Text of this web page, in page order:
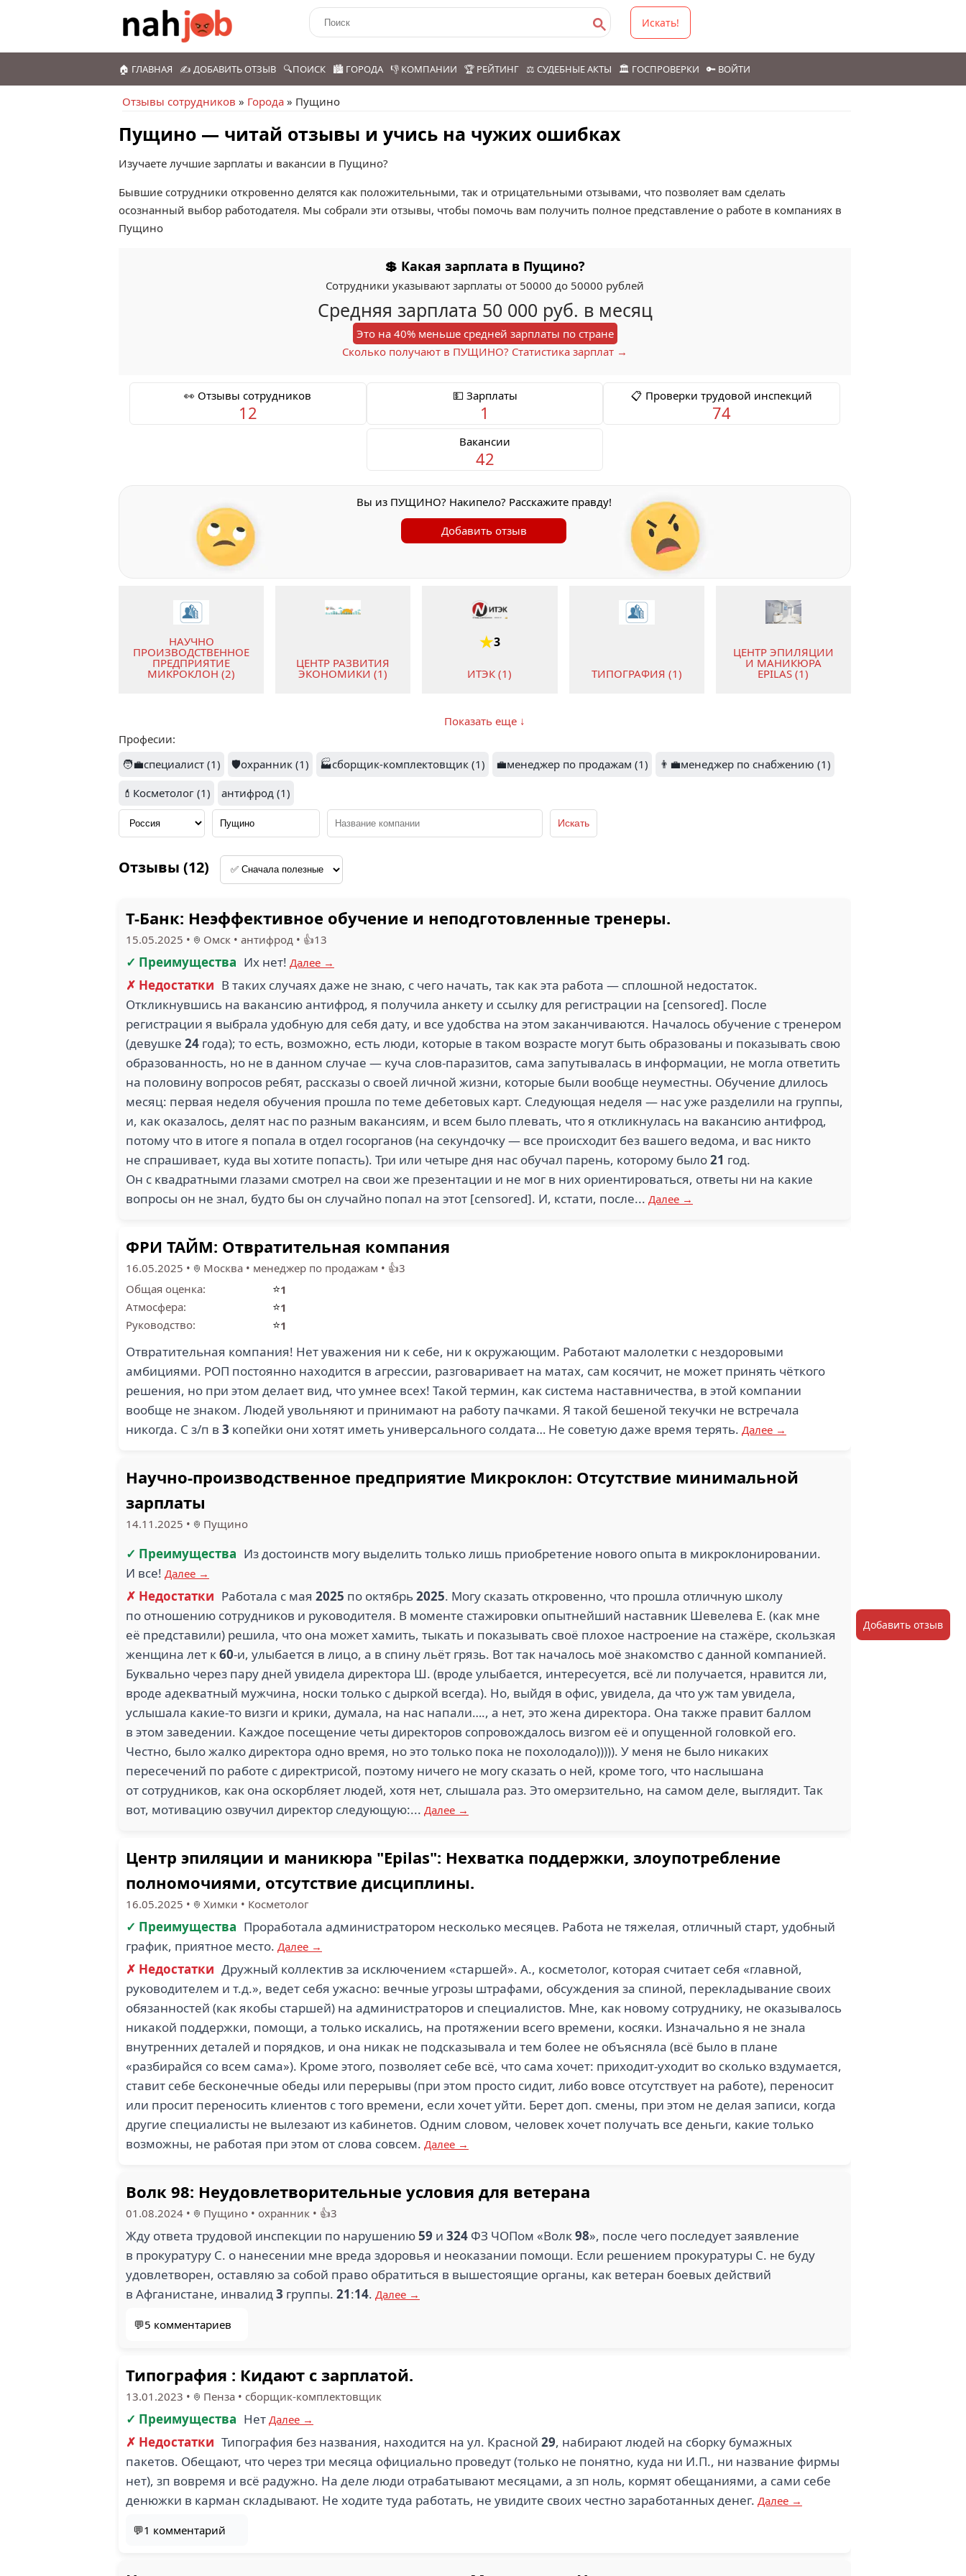
Искать!
🏠 ГЛАВНАЯ ✍️ ДОБАВИТЬ ОТЗЫВ 🔍ПОИСК 🏙️ ГОРОДА 👎 КОМПАНИИ 🏆 РЕЙТИНГ ⚖️ СУДЕБНЫЕ АКТЫ 🏛️ ГОСПРОВЕРКИ 🔑 ВОЙТИ
Отзывы сотрудников » Города » Пущино
Пущино — читай отзывы и учись на чужих ошибках
Изучаете лучшие зарплаты и вакансии в Пущино?
Бывшие сотрудники откровенно делятся как положительными, так и отрицательными отзывами, что позволяет вам сделать
осознанный выбор работодателя. Мы собрали эти отзывы, чтобы помочь вам получить полное представление о работе в компаниях в
Пущино
💲 Какая зарплата в Пущино?
Сотрудники указывают зарплаты от 50000 до 50000 рублей
Средняя зарплата 50 000 руб. в месяц
Это на 40% меньше средней зарплаты по стране
Сколько получают в ПУЩИНО? Статистика зарплат →
👀 Отзывы сотрудников
12
💵 Зарплаты
1
📋 Проверки трудовой инспекций
74
Вакансии
42
Вы из ПУЩИНО? Накипело? Расскажите правду!
Добавить отзыв
НАУЧНО
ПРОИЗВОДСТВЕННОЕ
ПРЕДПРИЯТИЕ
МИКРОКЛОН (2)
ЦЕНТР РАЗВИТИЯ
ЭКОНОМИКИ (1)
3
ИТЭК (1) ТИПОГРАФИЯ (1)
ЦЕНТР ЭПИЛЯЦИИ
И МАНИКЮРА
EPILAS (1)
1
ФРИ ТАЙМ (1)
2 1.7
Показать еще ↓
Професии:
🧑‍💼специалист (1)
🛡️охранник (1) 🏭сборщик-комплектовщик (1) 💼менеджер по продажам (1)
👨‍💼менеджер по снабжению (1)
💄Косметолог (1)
антифрод (1)
Отзывы (12)
Т-Банк: Неэффективное обучение и неподготовленные тренеры.
15.05.2025 • Омск • антифрод • 👍13
✓ Преимущества Их нет! Далее →
✗ Недостатки В таких случаях даже не знаю, с чего начать, так как эта работа — сплошной недостаток.
Откликнувшись на вакансию антифрод, я получила анкету и ссылку для регистрации на [censored]. После
регистрации я выбрала удобную для себя дату, и все удобства на этом заканчиваются. Началось обучение с тренером
(девушке 24 года); то есть, возможно, есть люди, которые в таком возрасте могут быть образованы и показывать свою
образованность, но не в данном случае — куча слов-паразитов, сама запутывалась в информации, не могла ответить
на половину вопросов ребят, рассказы о своей личной жизни, которые были вообще неуместны. Обучение длилось
месяц: первая неделя обучения прошла по теме дебетовых карт. Следующая неделя — нас уже разделили на группы,
и, как оказалось, делят нас по разным вакансиям, и всем было плевать, что я откликнулась на вакансию антифрод,
потому что в итоге я попала в отдел госорганов (на секундочку — все происходит без вашего ведома, и вас никто
не спрашивает, куда вы хотите попасть). Три или четыре дня нас обучал парень, которому было21 год.
Он с квадратными глазами смотрел на свои же презентации и не мог в них ориентироваться, ответы ни на какие
вопросы он не знал, будто бы он случайно попал на этот [censored]. И, кстати, после... Далее →
ФРИ ТАЙМ: Отвратительная компания
16.05.2025 • Москва • менеджер по продажам • 👍3
Общая оценка:
⭐1
Атмосфера:
⭐1
Руководство:
⭐1
Отвратительная компания! Нет уважения ни к себе, ни к окружающим. Работают малолетки с нездоровыми
амбициями. РОП постоянно находится в агрессии, разговаривает на матах, сам косячит, не может принять чёткого
решения, но при этом делает вид, что умнее всех! Такой термин, как система наставничества, в этой компании
вообще не знаком. Людей увольняют и принимают на работу пачками. Я такой бешеной текучки не встречала
никогда. С з/п в 3 копейки они хотят иметь универсального солдата… Не советую даже время терять. Далее →
Научно-производственное предприятие Микроклон: Отсутствие минимальной
зарплаты
14.11.2025 • Пущино
✓ Преимущества Из достоинств могу выделить только лишь приобретение нового опыта в микроклонировании.
И все! Далее →
✗ Недостатки Работала с мая 2025 по октябрь2025. Могу сказать откровенно, что прошла отличную школу
по отношению сотрудников и руководителя. В моменте стажировки опытнейший наставник Шевелева Е. (как мне
её представили) решила, что она может хамить, тыкать и показывать своё плохое настроение на стажёре, скользкая
женщина лет к60-и, улыбается в лицо, а в спину льёт грязь. Вот так началось моё знакомство с данной компанией.
Буквально через пару дней увидела директора Ш. (вроде улыбается, интересуется, всё ли получается, нравится ли,
вроде адекватный мужчина, носки только с дыркой всегда). Но, выйдя в офис, увидела, да что уж там увидела,
услышала какие-то визги и крики, думала, на нас напали…., а нет, это жена директора. Она также правит баллом
в этом заведении. Каждое посещение четы директоров сопровождалось визгом её и опущенной головкой его.
Честно, было жалко директора одно время, но это только пока не похолодало))))). У меня не было никаких
пересечений по работе с директрисой, поэтому ничего не могу сказать о ней, кроме того, что наслышана
от сотрудников, как она оскорбляет людей, хотя нет, слышала раз. Это омерзительно, на самом деле, выглядит. Так
вот, мотивацию озвучил директор следующую:... Далее →
Центр эпиляции и маникюра "Epilas": Нехватка поддержки, злоупотребление
полномочиями, отсутствие дисциплины.
16.05.2025 • Химки • Косметолог
✓ Преимущества Проработала администратором несколько месяцев. Работа не тяжелая, отличный старт, удобный
график, приятное место. Далее →
✗ Недостатки Дружный коллектив за исключением «старшей». А., косметолог, которая считает себя «главной,
руководителем и т.д.», ведет себя ужасно: вечные угрозы штрафами, обсуждения за спиной, перекладывание своих
обязанностей (как якобы старшей) на администраторов и специалистов. Мне, как новому сотруднику, не оказывалось
никакой поддержки, помощи, а только искались, на протяжении всего времени, косяки. Изначально я не знала
внутренних деталей и порядков, и она никак не подсказывала и тем более не объясняла (всё было в плане
«разбирайся со всем сама»). Кроме этого, позволяет себе всё, что сама хочет: приходит-уходит во сколько вздумается,
ставит себе бесконечные обеды или перерывы (при этом просто сидит, либо вовсе отсутствует на работе), переносит
или просит переносить клиентов с того времени, если хочет уйти. Берет доп. смены, при этом не делая записи, когда
другие специалисты не вылезают из кабинетов. Одним словом, человек хочет получать все деньги, какие только
возможны, не работая при этом от слова совсем. Далее →
Волк 98: Неудовлетворительные условия для ветерана
01.08.2024 • Пущино • охранник • 👍3
Жду ответа трудовой инспекции по нарушению59 и 324 ФЗ ЧОПом «Волк98», после чего последует заявление
в прокуратуру С. о нанесении мне вреда здоровья и неоказании помощи. Если решением прокуратуры С. не буду
удовлетворен, оставляю за собой право обратиться в вышестоящие органы, как ветеран боевых действий
в Афганистане, инвалид3 группы. 21:14. Далее →
💬5 комментариев
Типография : Кидают с зарплатой.
13.01.2023 • Пенза • сборщик-комплектовщик
✓ Преимущества Нет Далее →
✗ Недостатки Типография без названия, находится на ул. Красной 29, набирают людей на сборку бумажных
пакетов. Обещают, что через три месяца официально проведут (только не понятно, куда ни И.П., ни название фирмы
нет), зп вовремя и всё радужно. На деле люди отрабатывают месяцами, а зп ноль, кормят обещаниями, а сами себе
денюжки в карман складывают. Не ходите туда работать, не увидите своих честно заработанных денег. Далее →
💬1 комментарий
Добавить отзыв